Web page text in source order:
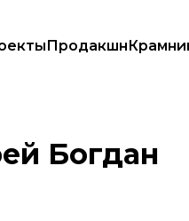
Продакшн
Богдан